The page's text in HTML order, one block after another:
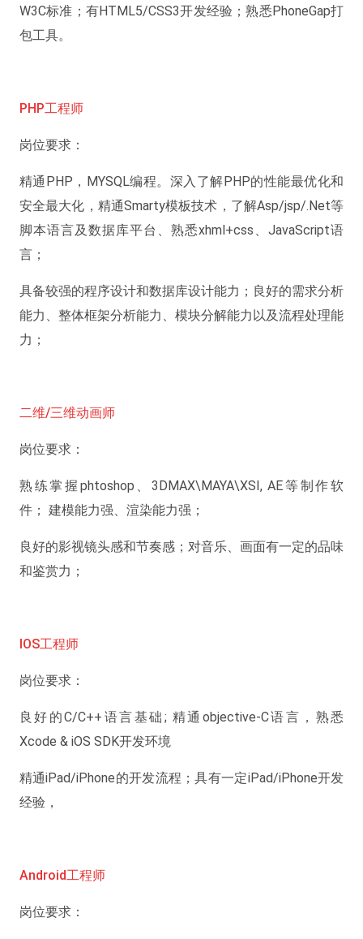
W3C标准；有HTML5/CSS3开发经验；熟悉PhoneGap打
包工具。
PHP工程师
岗位要求：
精通PHP，MYSQL编程。深入了解PHP的性能最优化和
安全最大化，精通Smarty模板技术，了解Asp/jsp/.Net等
脚本语言及数据库平台、熟悉xhml+css、JavaScript语
言；
具备较强的程序设计和数据库设计能力；良好的需求分析
能力、整体框架分析能力、模块分解能力以及流程处理能
力；
二维/三维动画师
岗位要求：
熟练掌握phtoshop、3DMAX\MAYA\XSI, AE等制作软
件； 建模能力强、渲染能力强；
良好的影视镜头感和节奏感；对音乐、画面有一定的品味
和鉴赏力；
IOS工程师
岗位要求：
良好的C/C++语言基础; 精通objective-C语言，熟悉
Xcode & iOS SDK开发环境
精通iPad/iPhone的开发流程；具有一定iPad/iPhone开发
经验，
Android工程师
岗位要求：